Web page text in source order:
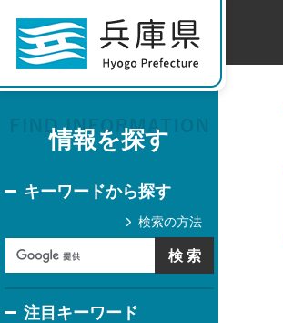
情報を探す
キーワードから探す
検索の方法
注目キーワード